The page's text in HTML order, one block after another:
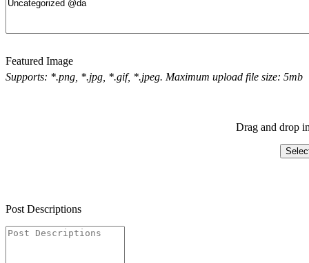
Featured Image
Supports: *.png, *.jpg, *.gif, *.jpeg. Maximum upload file size: 5mb
Drag and drop
Post Descriptions